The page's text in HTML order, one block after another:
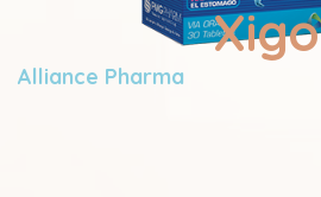
Xigo
Alliance Pharma